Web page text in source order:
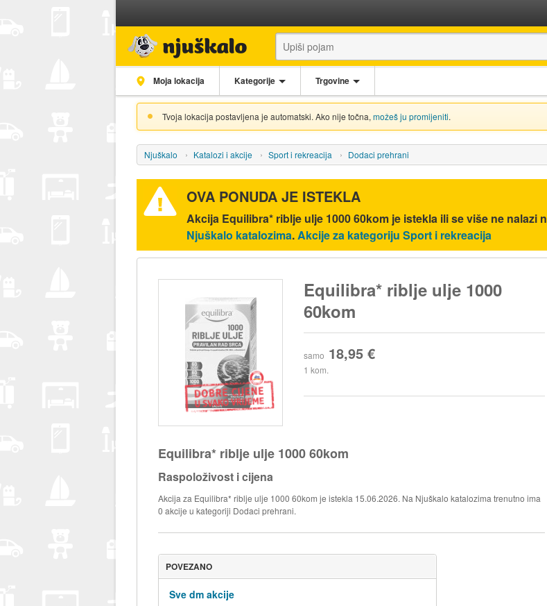
Moja lokacija Kategorije Trgovine
Tvoja lokacija postavljena je automatski. Ako nije točna, možeš ju promijeniti.
Njuškalo Katalozi i akcije Sport i rekreacija Dodaci prehrani
OVA PONUDA JE ISTEKLA
Akcija Equilibra* riblje ulje 1000 60kom je istekla ili se više ne nalazi
Njuškalo katalozima.Akcije za kategoriju Sport i rekreacija
Equilibra* riblje ulje 1000
60kom
samo 18,95 €
1 kom.
Equilibra* riblje ulje 1000 60kom
Raspoloživost i cijena
Akcija za Equilibra* riblje ulje 1000 60kom je istekla 15.06.2026. Na Njuškalo katalozima trenutno ima
0 akcije u kategoriji Dodaci prehrani.
POVEZANO
Sve dm akcije